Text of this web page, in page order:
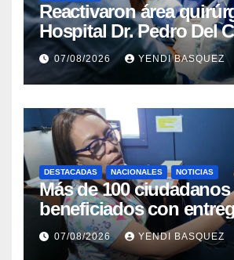
Reactivaron área
Hospital Dr. Pedro Del
Guárico
07/08/2026 YENDI BASQUEZ
DESTACADAS NACIONALES NOTICIAS
Más de 100 ciudadanos
beneficiados con
prótesis auditivas en el
Rehabilitación J.J.
07/08/2026 YENDI BASQUEZ